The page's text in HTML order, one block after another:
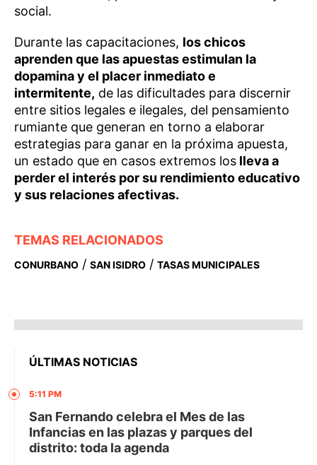
social.
Durante las capacitaciones, los chicos
aprenden que las apuestas estimulan la
dopamina y el placer inmediato e
intermitente, de las dificultades para discernir
entre sitios legales e ilegales, del pensamiento
rumiante que generan en torno a elaborar
estrategias para ganar en la próxima apuesta,
un estado que en casos extremos los lleva a
perder el interés por su rendimiento educativo
y sus relaciones afectivas.
TEMAS RELACIONADOS
CONURBANO / SAN ISIDRO / TASAS MUNICIPALES
ÚLTIMAS NOTICIAS
5:11 PM
San Fernando celebra el Mes de las
Infancias en las plazas y parques del
distrito: toda la agenda